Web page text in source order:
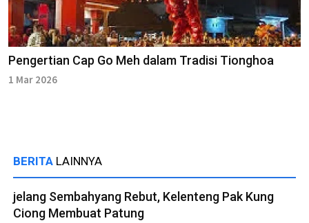
Pengertian Cap Go Meh dalam Tradisi Tionghoa
1 Mar 2026
BERITA LAINNYA
jelang Sembahyang Rebut, Kelenteng Pak Kung
Ciong Membuat Patung